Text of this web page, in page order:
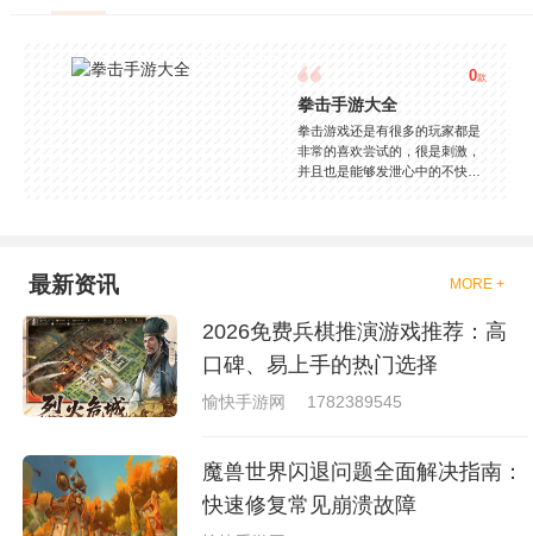
0款
拳击手游大全
拳击游戏还是有很多的玩家都是
非常的喜欢尝试的，很是刺激，
并且也是能够发泄心中的不快
够去进行体验的，我们也是能够
就是收集了一些有意思的拳击游
戏，相信你们一定会喜欢的。
最新资讯 MORE +
2026免费兵棋推演游戏推荐：高
口碑、易上手的热门选择
愉快手游网 1782389545
魔兽世界闪退问题全面解决指南：
快速修复常见崩溃故障